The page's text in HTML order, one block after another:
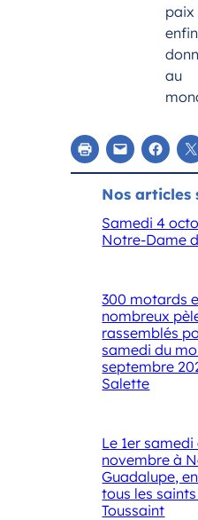
paix
enfin
au
Nos articles
Samedi 4
Notre-Dame
300 motards
nombreux
rassemblés
samedi du
septembre
Salette
Le 1er
novembre à
Guadalupe,
tous les
Toussaint